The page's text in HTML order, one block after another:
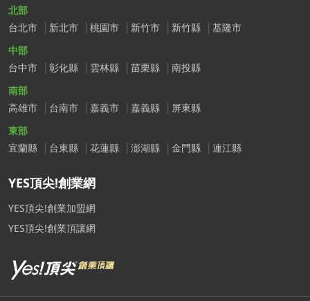
北部
台北市
新北市 桃園市 新竹市 新竹縣
基隆市
中部
台中市
彰化縣 雲林縣 苗栗縣
南投縣
南部
高雄市
台南市 嘉義市 嘉義縣
屏東縣
東部
宜蘭縣
台東縣 花蓮縣 澎湖縣 金門縣 連江縣
YES頂尖!創業網
YES頂尖!創業加盟網
YES頂尖!創業頂讓網